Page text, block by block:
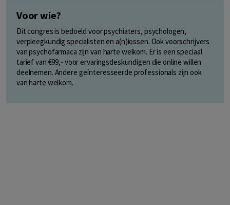
Voor wie?
Dit congres is bedoeld voor psychiaters, psychologen,
verpleegkundig specialisten en a(n)iossen. Ook voorschrijvers
van psychofarmaca zijn van harte welkom. Er is een speciaal
tarief van €99,- voor ervaringsdeskundigen die online willen
deelnemen. Andere geïnteresseerde professionals zijn ook
van harte welkom.